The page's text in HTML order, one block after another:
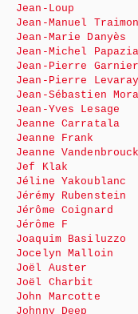
Jean-Loup
Jean-Manuel
Jean-Marie Danyès
Jean-Michel
Jean-Pierre Garnier
Jean-Pierre Levaray
Jean-Sébastien Mora
Jean-Yves Lesage
Jeanne Carratala
Jeanne Frank
Jeanne
Jef Klak
Jéline Yakoublanc
Jérémy Rubenstein
Jérôme Coignard
Jérôme F
Joaquim Basiluzzo
Jocelyn Malloin
Joël Auster
Joël Charbit
John Marcotte
Johnny Deep